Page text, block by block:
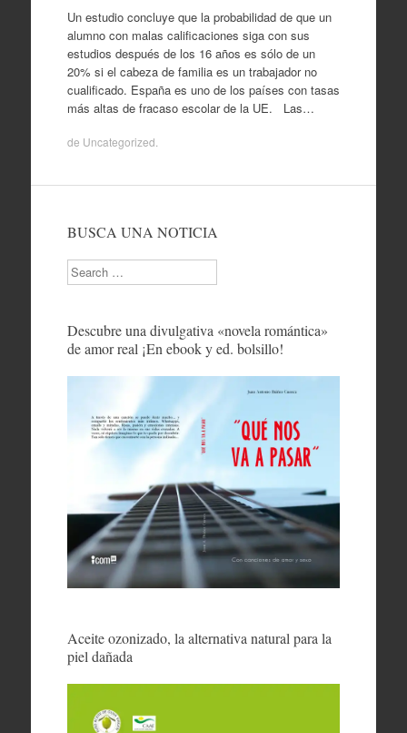
Un estudio concluye que la probabilidad de que un
alumno con malas calificaciones siga con sus
estudios después de los 16 años es sólo de un
20% si el cabeza de familia es un trabajador no
cualificado. España es uno de los países con tasas
más altas de fracaso escolar de la UE. Las…
de Uncategorized
BUSCA UNA NOTICIA
Search
Descubre una divulgativa «novela romántica»
de amor real ¡En ebook y ed. bolsillo!
Aceite ozonizado, la alternativa natural para la
piel dañada